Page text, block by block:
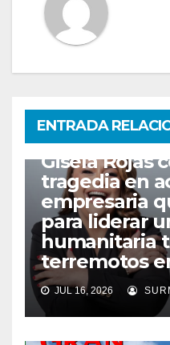
ENTRADA
Gisela Rojas
tragedia en
empresaria
para liderar
humanitaria
terremotos
JUL 16, 2026